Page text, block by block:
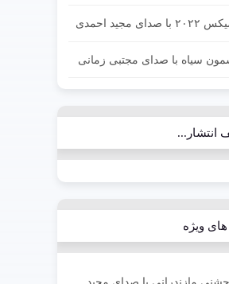
احمدی
سیاه با صدای مجتبی زمانی
انتشار...
های ویژه